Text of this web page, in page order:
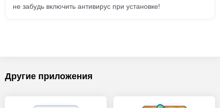
не забудь включить антивирус при установке!
Другие приложения